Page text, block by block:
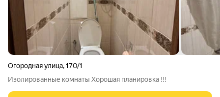
Огородная улица,170/1
Изолированные комнаты Хорошая планировка !!!